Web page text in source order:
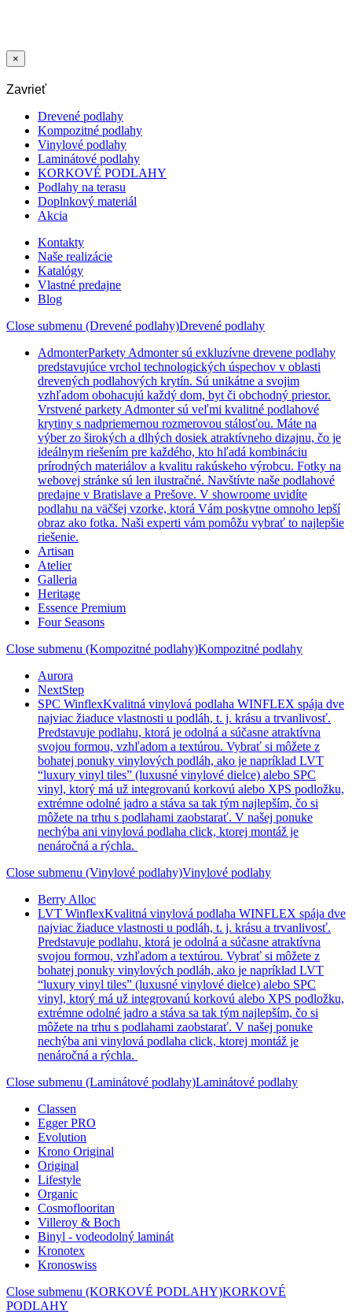
×
Zavrieť
Drevené podlahy
Kompozitné podlahy
Vinylové podlahy
Laminátové podlahy
KORKOVÉ PODLAHY
Podlahy na terasu
Doplnkový materiál
Akcia
Kontakty
Naše realizácie
Katalógy
Vlastné predajne
Blog
Close submenu (Drevené podlahy)Drevené podlahy
AdmonterParkety Admonter sú exkluzívne drevene podlahy
predstavujúce vrchol technologických úspechov v oblasti
drevených podlahových krytín. Sú unikátne a svojim
vzhľadom obohacujú každý dom, byt či obchodný priestor.
Vrstvené parkety Admonter sú veľmi kvalitné podlahové
krytiny s nadpriemernou rozmerovou stálosťou. Máte na
výber zo širokých a dlhých dosiek atraktívneho dizajnu, čo je
ideálnym riešením pre každého, kto hľadá kombináciu
prírodných materiálov a kvalitu rakúskeho výrobcu. Fotky na
webovej stránke sú len ilustračné. Navštívte naše podlahové
predajne v Bratislave a Prešove. V showroome uvidíte
podlahu na väčšej vzorke, ktorá Vám poskytne omnoho lepší
obraz ako fotka. Naši experti vám pomôžu vybrať to najlepšie
riešenie.
Artisan
Atelier
Galleria
Heritage
Essence Premium
Four Seasons
Close submenu (Kompozitné podlahy)Kompozitné podlahy
Aurora
NextStep
SPC WinflexKvalitná vinylová podlaha WINFLEX spája dve
najviac žiaduce vlastnosti u podláh, t. j. krásu a trvanlivosť.
Predstavuje podlahu, ktorá je odolná a súčasne atraktívna
svojou formou, vzhľadom a textúrou. Vybrať si môžete z
bohatej ponuky vinylových podláh, ako je napríklad LVT
“luxury vinyl tiles” (luxusné vinylové dielce) alebo SPC
vinyl, ktorý má už integrovanú korkovú alebo XPS podložku,
extrémne odolné jadro a stáva sa tak tým najlepším, čo si
môžete na trhu s podlahami zaobstarať. V našej ponuke
nechýba ani vinylová podlaha click, ktorej montáž je
nenáročná a rýchla.
Close submenu (Vinylové podlahy)Vinylové podlahy
Berry Alloc
LVT WinflexKvalitná vinylová podlaha WINFLEX spája dve
najviac žiaduce vlastnosti u podláh, t. j. krásu a trvanlivosť.
Predstavuje podlahu, ktorá je odolná a súčasne atraktívna
svojou formou, vzhľadom a textúrou. Vybrať si môžete z
bohatej ponuky vinylových podláh, ako je napríklad LVT
“luxury vinyl tiles” (luxusné vinylové dielce) alebo SPC
vinyl, ktorý má už integrovanú korkovú alebo XPS podložku,
extrémne odolné jadro a stáva sa tak tým najlepším, čo si
môžete na trhu s podlahami zaobstarať. V našej ponuke
nechýba ani vinylová podlaha click, ktorej montáž je
nenáročná a rýchla.
Close submenu (Laminátové podlahy)Laminátové podlahy
Classen
Egger PRO
Evolution
Krono Original
Original
Lifestyle
Organic
Cosmoflooritan
Villeroy & Boch
Binyl - vodeodolný laminát
Kronotex
Kronoswiss
Close submenu (KORKOVÉ PODLAHY)KORKOVÉ
PODLAHY